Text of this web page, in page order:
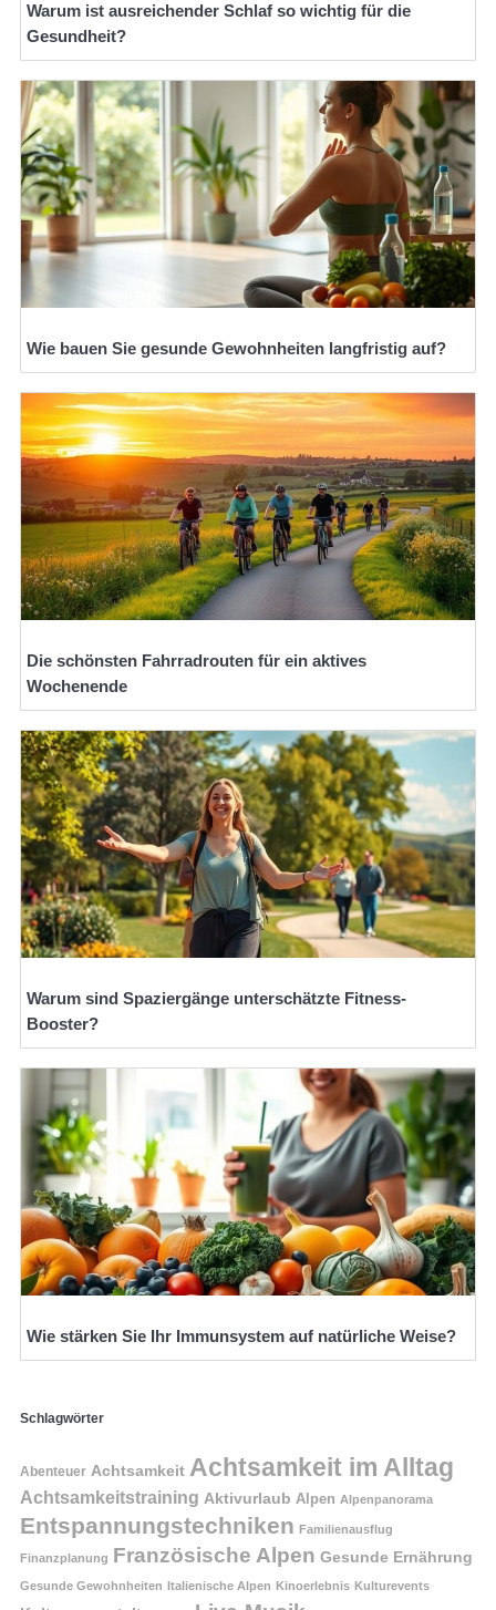
Warum ist ausreichender Schlaf so wichtig für die
Gesundheit?
Wie bauen Sie gesunde Gewohnheiten langfristig auf?
Die schönsten Fahrradrouten für ein aktives
Wochenende
Warum sind Spaziergänge unterschätzte Fitness-
Booster?
Wie stärken Sie Ihr Immunsystem auf natürliche Weise?
Schlagwörter
Abenteuer Achtsamkeit Achtsamkeit im Alltag
Achtsamkeitstraining Aktivurlaub Alpen Alpenpanorama
Entspannungstechniken Familienausflug
Finanzplanung Französische Alpen Gesunde Ernährung
Gesunde Gewohnheiten Italienische Alpen Kinoerlebnis Kulturevents